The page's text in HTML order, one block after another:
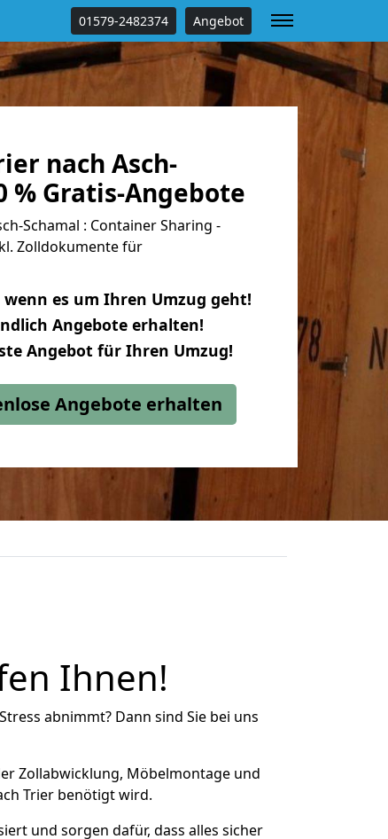
01579-2482374 Angebot
nach Asch-
% Gratis-Angebote
Schamal : Container Sharing -
Zolldokumente für
es um Ihren Umzug geht!
Angebote erhalten!
Angebot für Ihren Umzug!
Angebote erhalten
Ihnen!
abnimmt? Dann sind Sie bei uns
Zollabwicklung, Möbelmontage und
Trier benötigt wird.
und sorgen dafür, dass alles sicher